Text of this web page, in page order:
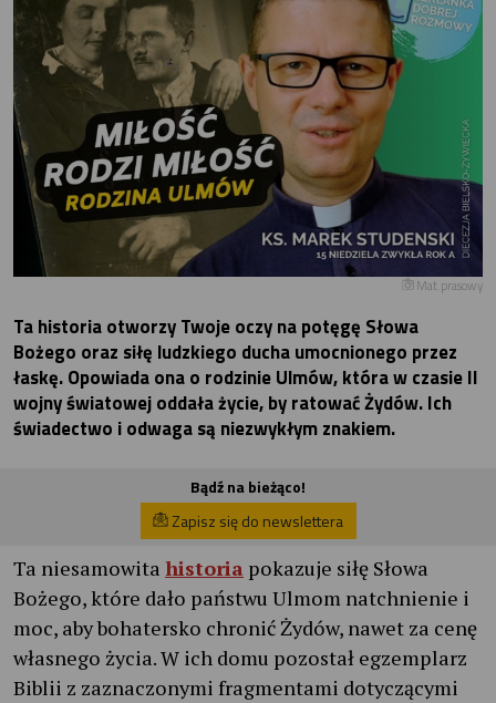
Mat.prasowy
Ta historia otworzy Twoje oczy na potęgę Słowa
Bożego oraz siłę ludzkiego ducha umocnionego przez
łaskę. Opowiada ona o rodzinie Ulmów, która w czasie II
wojny światowej oddała życie, by ratować Żydów. Ich
świadectwo i odwaga są niezwykłym znakiem.
Bądź na bieżąco!
Zapisz się do newslettera
Ta niesamowita historia pokazuje siłę Słowa
Bożego, które dało państwu Ulmom natchnienie i
moc, aby bohatersko chronić Żydów, nawet za cenę
własnego życia. W ich domu pozostał egzemplarz
Biblii z zaznaczonymi fragmentami dotyczącymi